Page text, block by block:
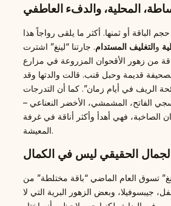
الباقة أو ثمنها. أكثر ما يلقى رواجاً هذا
والتغليف المستدام. جارتنا “لينغ” اشترت
من زهور الأقحوان المزروعة في مزارع
قديمة وحبل قنب. قالت والدتها وقد
الريف في أيام زمان”. كما أن التدرجات
الفاتح، المشمشي، الأخضر النعناعي –
الصاخبة، فهي أهدأ وأكثر أناقة في غرفة
المعيشة.
الحقيقي ليس في الكمال
تسوق العام الماضي “باقة مختلطة” من
جيبسوفيلا، وبعض الزهور البرية التي لا